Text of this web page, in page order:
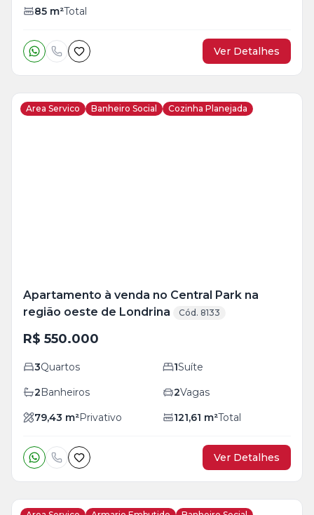
85 m²Total
Ver Detalhes
Area Servico Banheiro Social Cozinha Planejada
Apartamento à venda no Central Park na
região oeste de Londrina
Cód. 8133
R$ 550.000
3Quartos 1Suíte
2Banheiros 2Vagas
79,43 m²Privativo 121,61 m²Total
Ver Detalhes